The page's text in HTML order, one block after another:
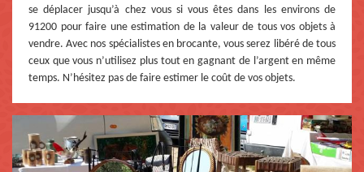
se déplacer jusqu’à chez vous si vous êtes dans les environs de
91200 pour faire une estimation de la valeur de tous vos objets à
vendre. Avec nos spécialistes en brocante, vous serez libéré de tous
ceux que vous n’utilisez plus tout en gagnant de l’argent en même
temps. N’hésitez pas de faire estimer le coût de vos objets.